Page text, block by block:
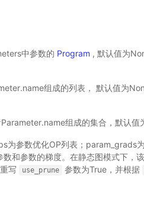
中参数的 Program , 默认值为
组成的列表， 默认值为
组成的集合，默认值
参数优化OP列表；param_grads
和参数的梯度。在静态图模式下，
写 use_prune 参数为True，并根据